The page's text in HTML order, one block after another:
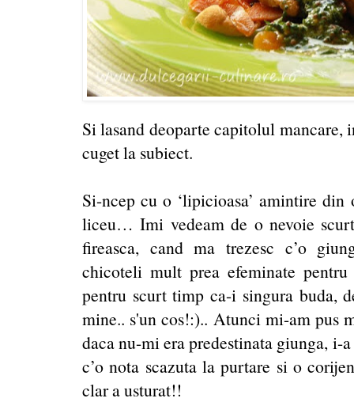
Si lasand deoparte capitolul mancare,
cuget la subiect.
Si-ncep cu o ‘lipicioasa’ amintire
liceu… Imi vedeam de o nevoie
fireasca, cand ma trezesc c’o
chicoteli mult prea efeminate
pentru scurt timp ca-i singura buda,
mine.. s'un cos!:).. Atunci mi-am pus
daca nu-mi era predestinata giunga, i-
c’o nota scazuta la purtare si o
clar a usturat!!